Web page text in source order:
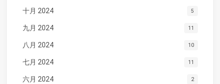
十月 2024 5
九月 2024 11
八月 2024 10
七月 2024 11
六月 2024 2